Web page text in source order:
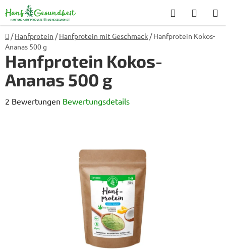
Inhalt
springen
Suchen
Startseite
/ Hanfprotein / Hanfprotein mit Geschmack / Hanfprotein Kokos-
Ananas 500 g
Hanfprotein Kokos-
Ananas 500 g
Die
2 Bewertungen Bewertungsdetails